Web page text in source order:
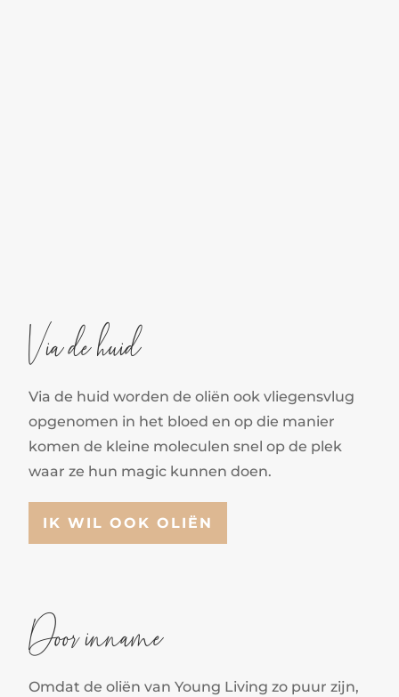
Via de huid
Via de huid worden de oliën ook vliegensvlug
opgenomen in het bloed en op die manier
komen de kleine moleculen snel op de plek
waar ze hun magic kunnen doen.
IK WIL OOK OLIËN
Door inname
Omdat de oliën van Young Living zo puur zijn,